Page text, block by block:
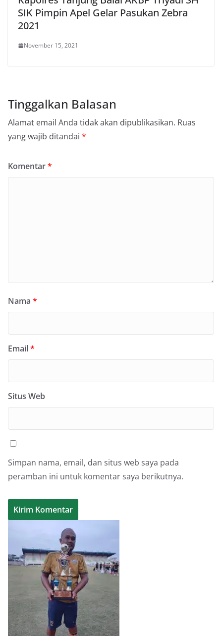
SIK Pimpin Apel Gelar Pasukan Zebra
2021
November 15, 2021
Tinggalkan Balasan
Alamat email Anda tidak akan dipublikasikan. Ruas
yang wajib ditandai *
Komentar*
Nama *
Email*
Situs Web
Simpan nama, email, dan situs web saya pada
peramban ini untuk komentar saya berikutnya.